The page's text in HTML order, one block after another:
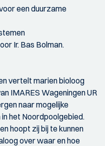
een duurzame
Ir. Bas Bolman.
vertelt marien bioloog
IMARES Wageningen UR
naar mogelijke
het Noordpoolgebied.
hoopt zij bij te kunnen
over waar en hoe